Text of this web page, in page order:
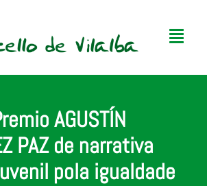
AGUSTÍN
PAZ de narrativa
pola igualdade